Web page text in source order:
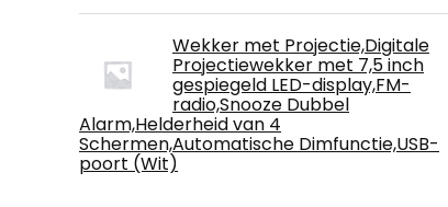
Wekker met Projectie,Digitale
Projectiewekker met 7,5 inch
gespiegeld LED-display,FM-
radio,Snooze Dubbel
Alarm,Helderheid van 4
Schermen,Automatische Dimfunctie,USB-
poort (Wit)